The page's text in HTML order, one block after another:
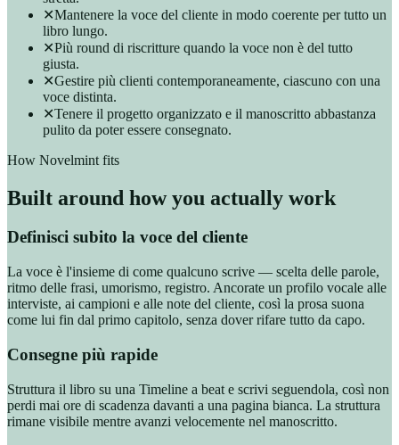
✕Mantenere la voce del cliente in modo coerente per tutto un
libro lungo.
✕Più round di riscritture quando la voce non è del tutto
giusta.
✕Gestire più clienti contemporaneamente, ciascuno con una
voce distinta.
✕Tenere il progetto organizzato e il manoscritto abbastanza
pulito da poter essere consegnato.
How Novelmint fits
Built around how you actually work
Definisci subito la voce del cliente
La voce è l'insieme di come qualcuno scrive — scelta delle parole,
ritmo delle frasi, umorismo, registro. Ancorate un profilo vocale alle
interviste, ai campioni e alle note del cliente, così la prosa suona
come lui fin dal primo capitolo, senza dover rifare tutto da capo.
Consegne più rapide
Struttura il libro su una Timeline a beat e scrivi seguendola, così non
perdi mai ore di scadenza davanti a una pagina bianca. La struttura
rimane visibile mentre avanzi velocemente nel manoscritto.